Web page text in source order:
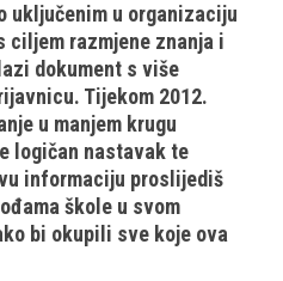
2026. godinu
uključenim u organizaciju
razmjene znanja i
dokument s više
Tijekom 2012.
u manjem krugu
logičan nastavak te
informaciju proslijediš
škole u svom
bi okupili sve koje ova